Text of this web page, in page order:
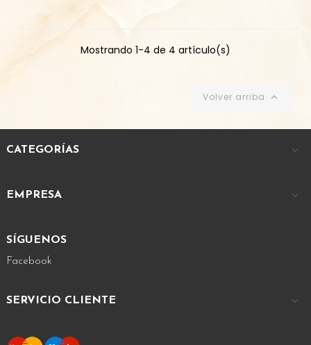
Mostrando 1-4 de 4 artículo(s)
Volver arriba 
CATEGORÍAS 
EMPRESA 
SÍGUENOS
Facebook
SERVICIO CLIENTE 